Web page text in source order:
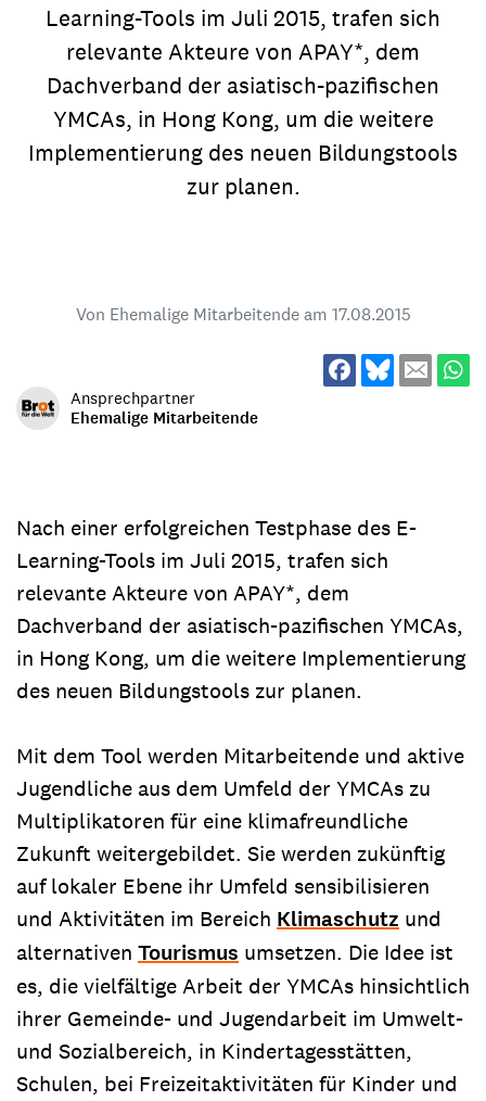
Learning-Tools im Juli 2015, trafen sich
relevante Akteure von APAY*, dem
Dachverband der asiatisch-pazifischen
YMCAs, in Hong Kong, um die weitere
Implementierung des neuen Bildungstools
zur planen.
Von Ehemalige Mitarbeitende am 17.08.2015
Ansprechpartner
Ehemalige Mitarbeitende
Nach einer erfolgreichen Testphase des E-
Learning-Tools im Juli 2015, trafen sich
relevante Akteure von APAY*, dem
Dachverband der asiatisch-pazifischen YMCAs,
in Hong Kong, um die weitere Implementierung
des neuen Bildungstools zur planen.
Mit dem Tool werden Mitarbeitende und aktive
Jugendliche aus dem Umfeld der YMCAs zu
Multiplikatoren für eine klimafreundliche
Zukunft weitergebildet. Sie werden zukünftig
auf lokaler Ebene ihr Umfeld sensibilisieren
und Aktivitäten im Bereich Klimaschutz und
alternativen Tourismus umsetzen. Die Idee ist
es, die vielfältige Arbeit der YMCAs hinsichtlich
ihrer Gemeinde- und Jugendarbeit im Umwelt-
und Sozialbereich, in Kindertagesstätten,
Schulen, bei Freizeitaktivitäten für Kinder und